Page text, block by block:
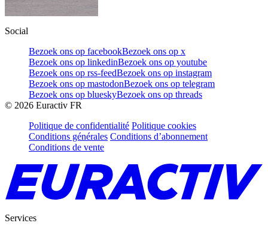
Social
Bezoek ons op facebookBezoek ons op x
Bezoek ons op linkedinBezoek ons op youtube
Bezoek ons op rss-feedBezoek ons op instagram
Bezoek ons op mastodonBezoek ons op telegram
Bezoek ons op blueskyBezoek ons op threads
© 2026 Euractiv FR
Politique de confidentialité Politique cookies
Conditions générales Conditions d’abonnement
Conditions de vente
Services